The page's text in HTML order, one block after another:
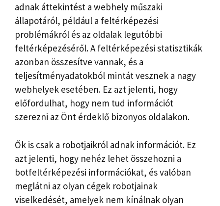
adnak áttekintést a webhely műszaki
állapotáról, például a feltérképezési
problémákról és az oldalak legutóbbi
feltérképezéséről. A feltérképezési statisztikák
azonban összesítve vannak, és a
teljesítményadatokból mintát vesznek a nagy
webhelyek esetében. Ez azt jelenti, hogy
előfordulhat, hogy nem tud információt
szerezni az Önt érdeklő bizonyos oldalakon.
Ők is csak a robotjaikról adnak információt. Ez
azt jelenti, hogy nehéz lehet összehozni a
botfeltérképezési információkat, és valóban
meglátni az olyan cégek robotjainak
viselkedését, amelyek nem kínálnak olyan